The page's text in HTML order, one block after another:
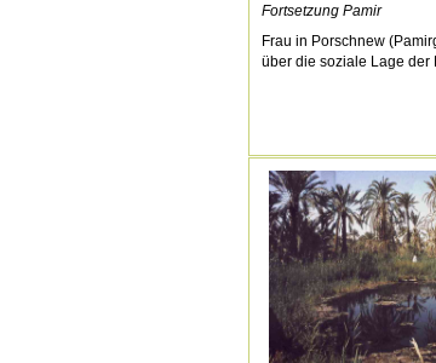
Fortsetzung Pamir
Frau in Porschnew
über die soziale Lage der